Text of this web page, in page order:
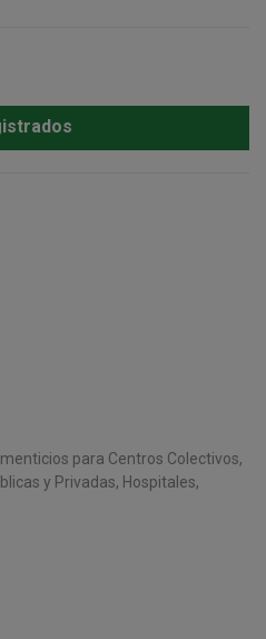
para Centros Colectivos,
y Privadas, Hospitales,